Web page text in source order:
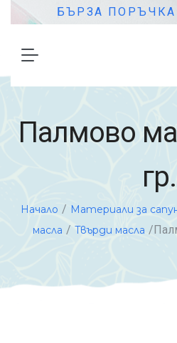
БЪРЗА ПОРЪЧКА
Палмово
гр.
Начало / Материали за
масла / Твърди масла /